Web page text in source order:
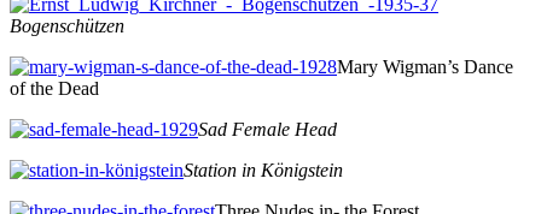
Bogenschützen
Mary Wigman’s Dance
of the Dead
Sad Female Head
Station in Königstein